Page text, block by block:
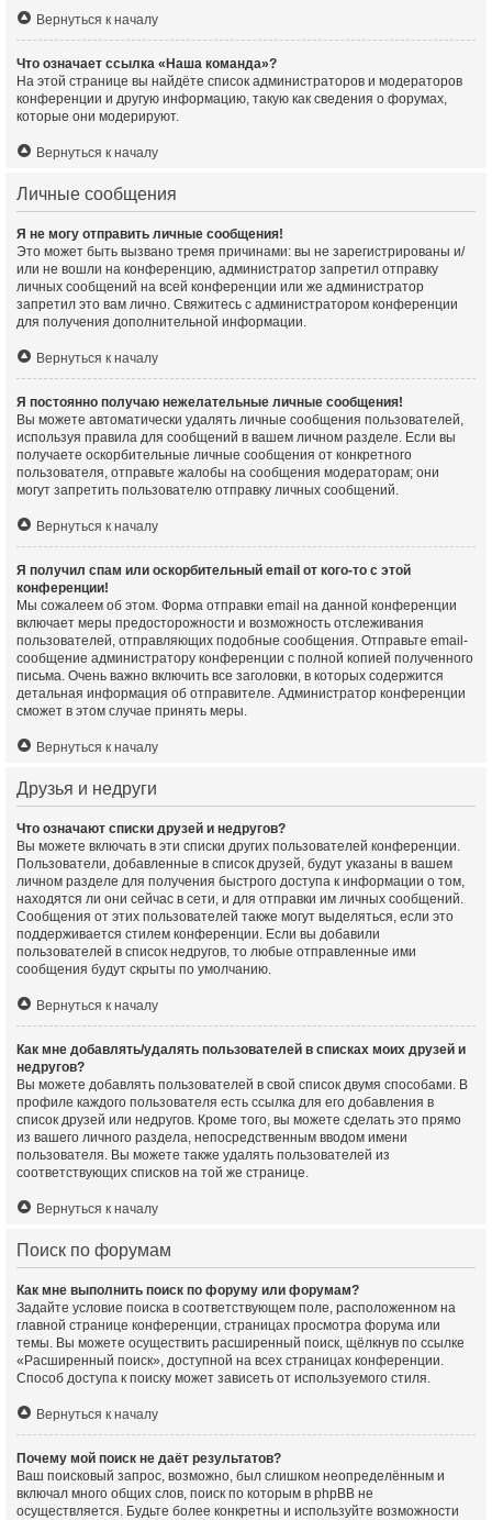
Вернуться к началу
Что означает ссылка «Наша команда»?
На этой странице вы найдёте список администраторов и модераторов
конференции и другую информацию, такую как сведения о форумах,
которые они модерируют.
Вернуться к началу
Личные сообщения
Я не могу отправить личные сообщения!
Это может быть вызвано тремя причинами: вы не зарегистрированы и/
или не вошли на конференцию, администратор запретил отправку
личных сообщений на всей конференции или же администратор
запретил это вам лично. Свяжитесь с администратором конференции
для получения дополнительной информации.
Вернуться к началу
Я постоянно получаю нежелательные личные сообщения!
Вы можете автоматически удалять личные сообщения пользователей,
используя правила для сообщений в вашем личном разделе. Если вы
получаете оскорбительные личные сообщения от конкретного
пользователя, отправьте жалобы на сообщения модераторам; они
могут запретить пользователю отправку личных сообщений.
Вернуться к началу
Я получил спам или оскорбительный email от кого-то с этой
конференции!
Мы сожалеем об этом. Форма отправки email на данной конференции
включает меры предосторожности и возможность отслеживания
пользователей, отправляющих подобные сообщения. Отправьте email-
сообщение администратору конференции с полной копией полученного
письма. Очень важно включить все заголовки, в которых содержится
детальная информация об отправителе. Администратор конференции
сможет в этом случае принять меры.
Вернуться к началу
Друзья и недруги
Что означают списки друзей и недругов?
Вы можете включать в эти списки других пользователей конференции.
Пользователи, добавленные в список друзей, будут указаны в вашем
личном разделе для получения быстрого доступа к информации о том,
находятся ли они сейчас в сети, и для отправки им личных сообщений.
Сообщения от этих пользователей также могут выделяться, если это
поддерживается стилем конференции. Если вы добавили
пользователей в список недругов, то любые отправленные ими
сообщения будут скрыты по умолчанию.
Вернуться к началу
Как мне добавлять/удалять пользователей в списках моих друзей и
недругов?
Вы можете добавлять пользователей в свой список двумя способами. В
профиле каждого пользователя есть ссылка для его добавления в
список друзей или недругов. Кроме того, вы можете сделать это прямо
из вашего личного раздела, непосредственным вводом имени
пользователя. Вы можете также удалять пользователей из
соответствующих списков на той же странице.
Вернуться к началу
Поиск по форумам
Как мне выполнить поиск по форуму или форумам?
Задайте условие поиска в соответствующем поле, расположенном на
главной странице конференции, страницах просмотра форума или
темы. Вы можете осуществить расширенный поиск, щёлкнув по ссылке
«Расширенный поиск», доступной на всех страницах конференции.
Способ доступа к поиску может зависеть от используемого стиля.
Вернуться к началу
Почему мой поиск не даёт результатов?
Ваш поисковый запрос, возможно, был слишком неопределённым и
включал много общих слов, поиск по которым в phpBB не
осуществляется. Будьте более конкретны и используйте возможности